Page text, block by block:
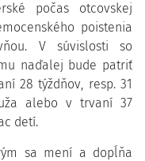
počas otcovskej
poistenia
V súvislosti so
naďalej bude patriť
28 týždňov, resp. 31
alebo v trvaní 37
detí.
sa mení a dopĺňa